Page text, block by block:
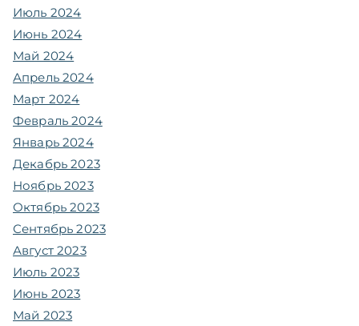
Июль 2024
Июнь 2024
Май 2024
Апрель 2024
Март 2024
Февраль 2024
Январь 2024
Декабрь 2023
Ноябрь 2023
Октябрь 2023
Сентябрь 2023
Август 2023
Июль 2023
Июнь 2023
Май 2023